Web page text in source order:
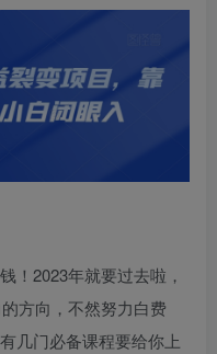
！2023年就要过去啦，
方向，不然努力白费
几门必备课程要给你上